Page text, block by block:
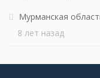
8 лет назад
Мурманская